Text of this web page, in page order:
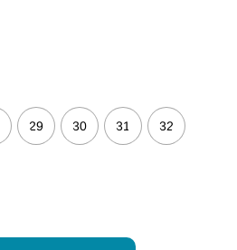
29 30 31 32